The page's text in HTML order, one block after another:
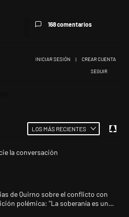
168 comentarios
SIGA ESTA
SEGUIR
INICIAR SESIÓN | CREAR CUENTA
LOS MÁS RECIENTES
la conversación
con más comentarios en los últimos
título "Las inconsistencias de Quirno
de Quirno sobre el conflicto con
polémica: "La soberanía es un